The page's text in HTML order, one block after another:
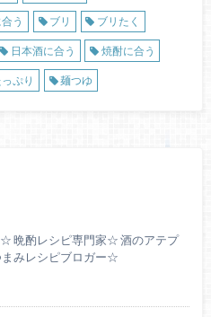
う ブリ ブリたく
日本酒に合う 焼酎に合う
ぷり 麺つゆ
晩酌レシピ専門家☆ 酒のアテプ
みレシピブロガー☆